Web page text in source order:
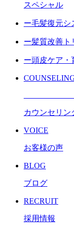
スペシャル
ー毛髪復元シ
ー髪質改善ト
ー頭皮ケア・
カウンセリン
VOICE
お客様の声
BLOG
ブログ
RECRUIT
採用情報